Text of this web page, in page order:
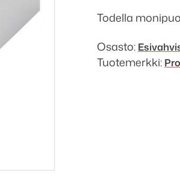
Todella
Osasto:
Tuotemerkki: